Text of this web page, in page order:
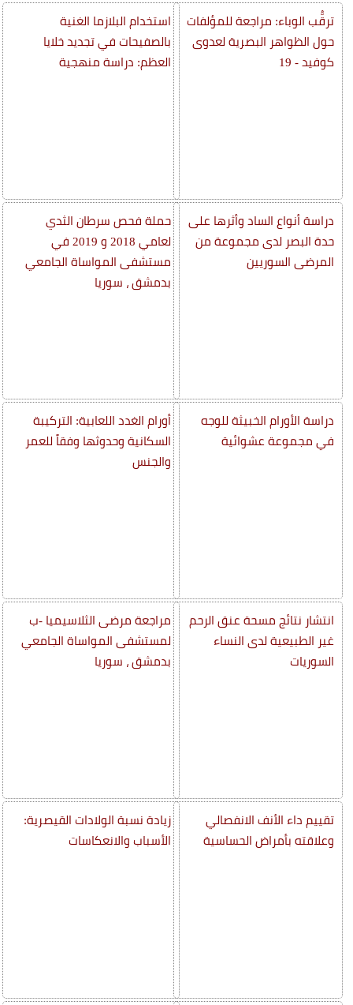
ترقُّب الوباء: مراجعة للمؤلفات
حول الظواهر البصرية لعدوى
كوفيد - 19
دراسة أنواع الساد وأثرها على
حدة البصر لدى مجموعة من
المرضى السوريين
دراسة الأورام الخبيثة للوجه
في مجموعة عشوائية
انتشار نتائج مسحة عنق الرحم
غير الطبيعية لدى النساء
السوريات
تقييم داء الأنف الانفصالي
وعلاقته بأمراض الحساسية
استخدام البلازما الغنية
بالصفيحات في تجديد خلايا
العظم: دراسة منهجية
حملة فحص سرطان الثدي
لعامي 2018 و 2019 في
مستشفى المواساة الجامعي
بدمشق ، سوريا
أورام الغدد اللعابية: التركيبة
السكانية وحدوثها وفقاً للعمر
والجنس
مراجعة مرضى الثلاسيميا -ب
لمستشفى المواساة الجامعي
بدمشق ، سوريا
زيادة نسبة الولادات القيصرية:
الأسباب والانعكاسات